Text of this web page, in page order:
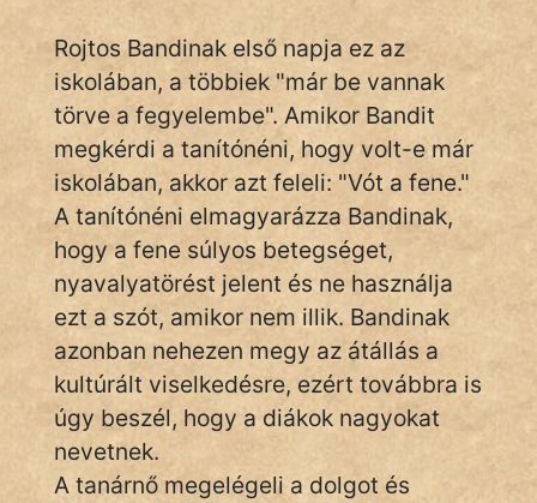
Mese
Mitológia
Monda
Novella
És
Elbeszélés
Regény
Tanmese
Vers
Rojtos Bandinak első napja ez az
iskolában, a többiek "már be vannak
törve a fegyelembe". Amikor Bandit
megkérdi a tanítónéni, hogy volt-e már
iskolában, akkor azt feleli: "Vót a fene."
A tanítónéni elmagyarázza Bandinak,
hogy a fene súlyos betegséget,
nyavalyatörést jelent és ne használja
ezt a szót, amikor nem illik. Bandinak
azonban nehezen megy az átállás a
kultúrált viselkedésre, ezért továbbra is
úgy beszél, hogy a diákok nagyokat
nevetnek.
A tanárnő megelégeli a dolgot és